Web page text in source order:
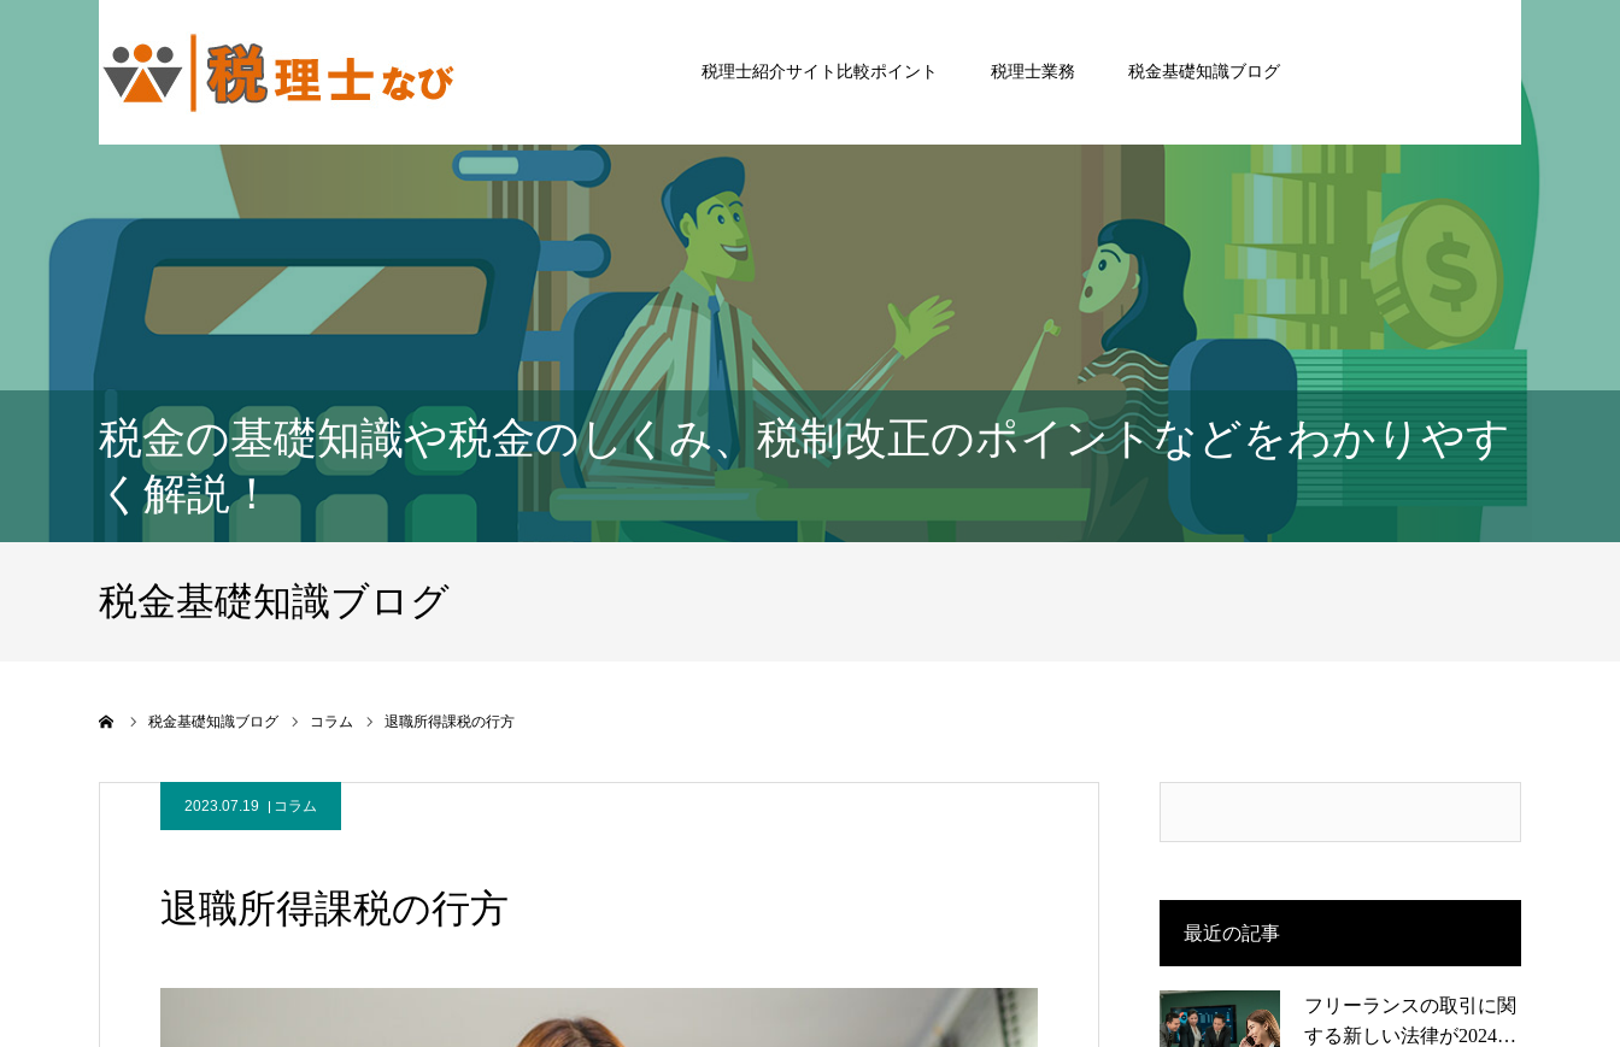
税理士紹介サイト比較ポイント 税理士業務 税金基礎知識ブログ
税金の基礎知識や税金のしくみ、税制改正のポイントなどをわかりやす
く解説！
税金基礎知識ブログ
税金基礎知識ブログ コラム 退職所得課税の行方
2023.07.19 コラム
退職所得課税の行方
最近の記事
フリーランスの取引に関
する新しい法律が2024…